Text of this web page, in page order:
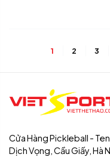
1 2 3
Cửa Hàng Pickleball -
Dịch Vọng, Cầu Giấy, Hà